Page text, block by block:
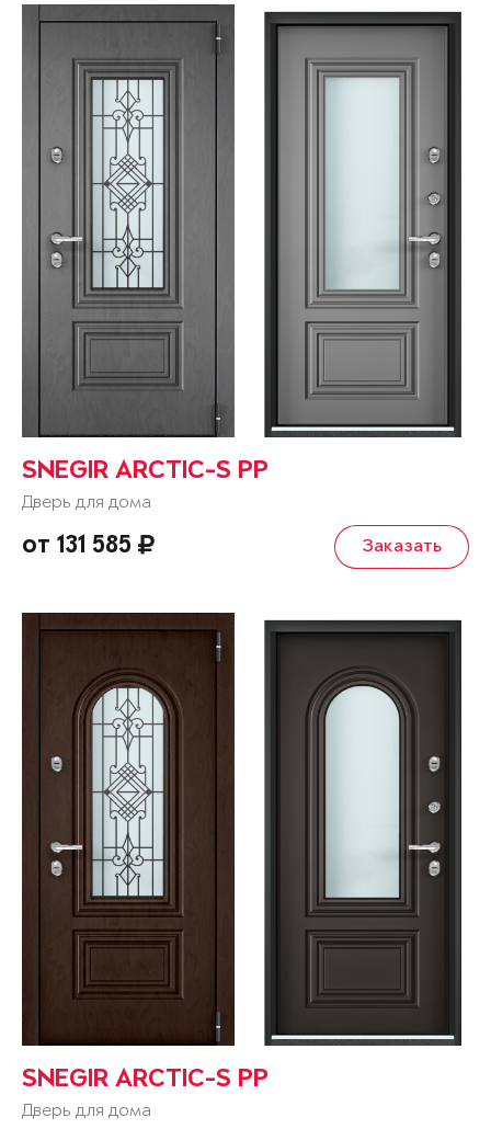
SNEGIR ARCTIC-S PP
Дверь для дома
от 131 585 Заказать
SNEGIR ARCTIC-S PP
Дверь для дома